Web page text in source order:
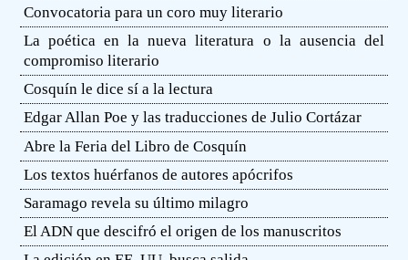
Convocatoria para un coro muy literario
La poética en la nueva literatura o la ausencia del
compromiso literario
Cosquín le dice sí a la lectura
Edgar Allan Poe y las traducciones de Julio Cortázar
Abre la Feria del Libro de Cosquín
Los textos huérfanos de autores apócrifos
Saramago revela su último milagro
El ADN que descifró el origen de los manuscritos